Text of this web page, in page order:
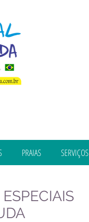
PRAIAS SERVIÇOS